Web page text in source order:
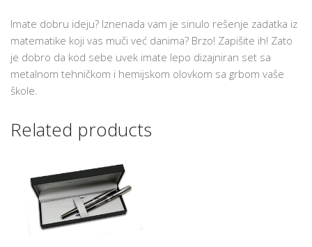
Imate dobru ideju? Iznenada vam je sinulo rešenje zadatka iz
matematike koji vas muči već danima? Brzo! Zapišite ih! Zato
je dobro da kod sebe uvek imate lepo dizajniran set sa
metalnom tehničkom i hemijskom olovkom sa grbom vaše
škole.
Related products